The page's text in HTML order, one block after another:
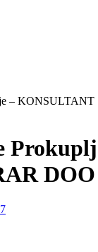
– KONSULTANT
DOO